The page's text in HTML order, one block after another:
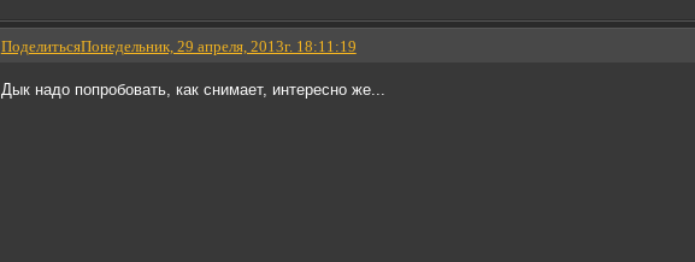
ПоделитьсяПонедельник, 29 апреля, 2013г. 18:11:19
Дык надо попробовать, как снимает, интересно же...